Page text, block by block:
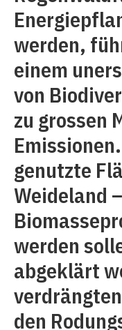
werden,
einem
von
zu grossen
genutzte
Weideland
werden
abgeklärt
den